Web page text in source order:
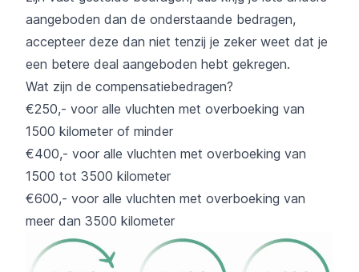
aangeboden dan de onderstaande bedragen,
accepteer deze dan niet tenzij je zeker weet dat je
een betere deal aangeboden hebt gekregen.
Wat zijn de compensatiebedragen?
€250,- voor alle vluchten met overboeking van
1500 kilometer of minder
€400,- voor alle vluchten met overboeking van
1500 tot 3500 kilometer
€600,- voor alle vluchten met overboeking van
meer dan 3500 kilometer